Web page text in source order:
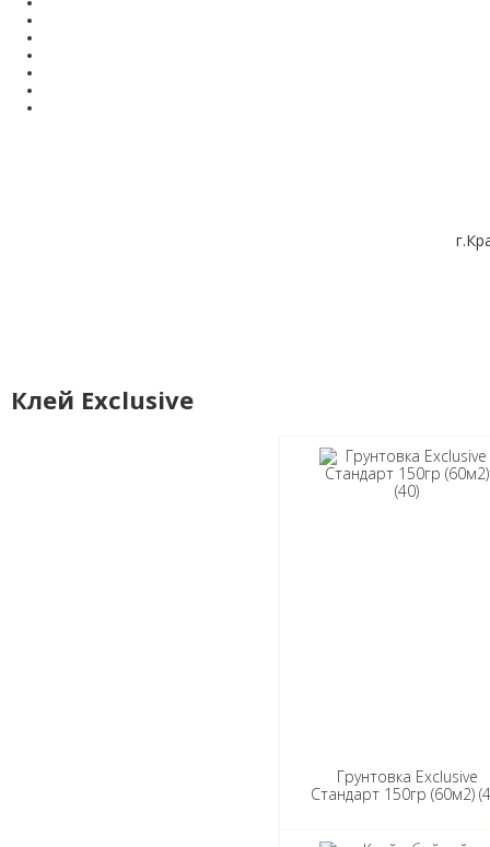
Клей Exclusive
Грунтовка Exclusive
Стандарт 150гр (60м2)